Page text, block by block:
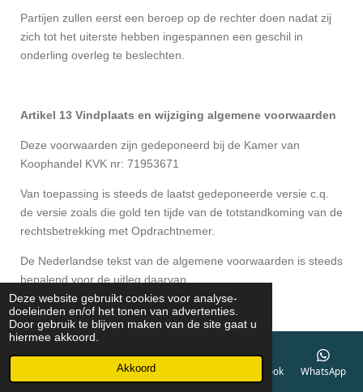
Deze website gebruikt cookies voor analyse-
doeleinden en/of het tonen van advertenties.
Door gebruik te blijven maken van de site gaat u
hiermee akkoord.
Akkoord
Partijen zullen eerst een beroep op de rechter doen nadat zij
zich tot het uiterste hebben ingespannen een geschil in
onderling overleg te beslechten.
Artikel 13 Vindplaats en wijziging algemene voorwaarden
Deze voorwaarden zijn gedeponeerd bij de Kamer van
Koophandel KVK nr: 71953671
Van toepassing is steeds de laatst gedeponeerde versie c.q.
de versie zoals die gold ten tijde van de totstandkoming van de
rechtsbetrekking met Opdrachtnemer.
De Nederlandse tekst van de algemene voorwaarden is steeds
bepalend voor de uitleg daarvan.
© 2018 Verduijn Berkenwoude
Telefoonnummer Facebook WhatsApp